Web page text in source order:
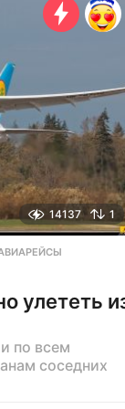
14137 1
улететь
по всем
соседних